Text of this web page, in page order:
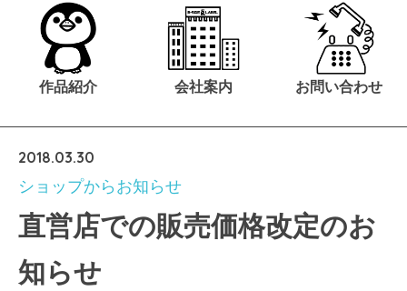
作品紹介 会社案内 お問い合わせ
2018.03.30
ショップからお知らせ
直営店での販売価格改定のお
知らせ